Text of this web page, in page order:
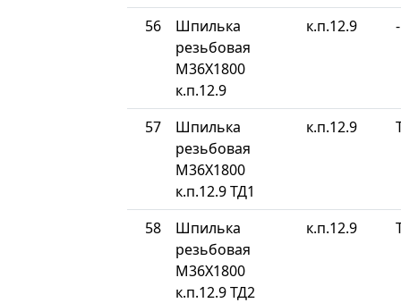
56
Шпилька
резьбовая
М36Х1800
к.п.12.9
к.п.12.9 -
57
Шпилька
резьбовая
М36Х1800
к.п.12.9 ТД1
к.п.12.9
58
Шпилька
резьбовая
М36Х1800
к.п.12.9 ТД2
к.п.12.9